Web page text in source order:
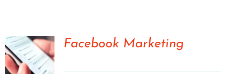
Facebook Marketing